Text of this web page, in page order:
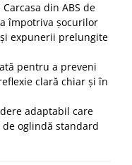
Carcasa din ABS de
împotriva șocurilor
expunerii prelungite
pentru a preveni
clară chiar și în
adaptabil care
oglindă standard